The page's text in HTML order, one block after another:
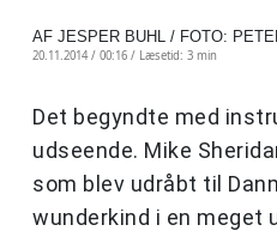
AF JESPER BUHL / FOTO:
20.11.2014 / 00:16 / Læsetid: 3 min
Det begyndte med
udseende. Mike
som blev udråbt til
wunderkind i en meget